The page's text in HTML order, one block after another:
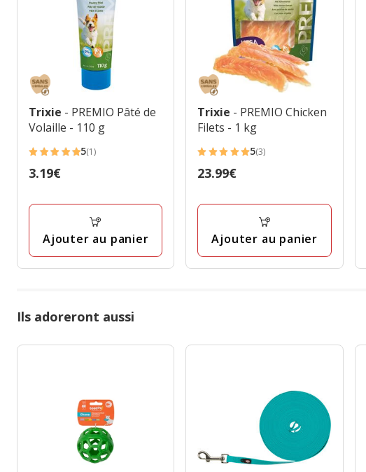
Trixie - PREMIO Pâté de
Volaille - 110 g
5
étoiles
1
5(1)
Prix
3.19€
Ajouter au panier
Trixie - PREMIO Chicken
Filets - 1 kg
5
étoiles
3
5(3)
Prix
23.99€
Ajouter au panier
Ils adoreront aussi